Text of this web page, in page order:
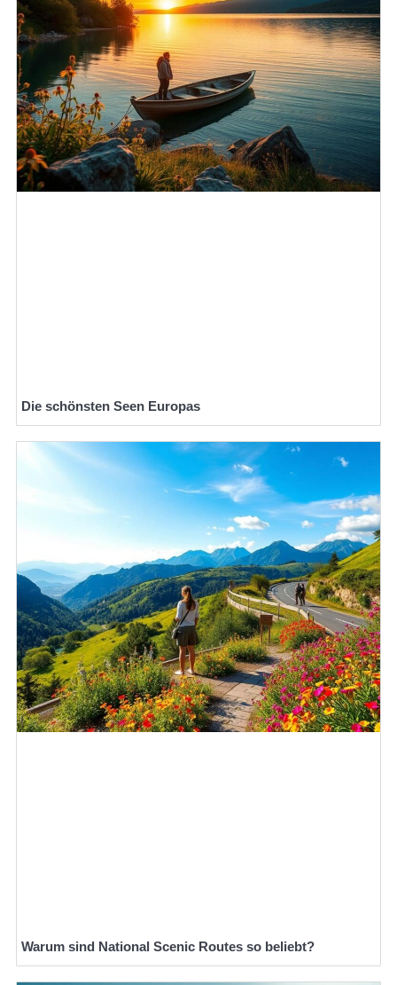
Die schönsten Seen Europas
Warum sind National Scenic Routes so beliebt?